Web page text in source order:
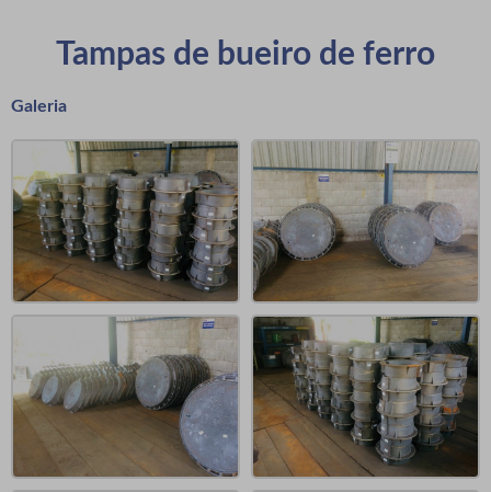
Tampas de bueiro de ferro
Galeria